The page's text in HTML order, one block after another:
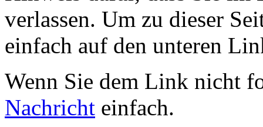
verlassen. Um zu dieser
einfach auf den unteren
Wenn Sie dem Link nicht
Nachricht einfach.